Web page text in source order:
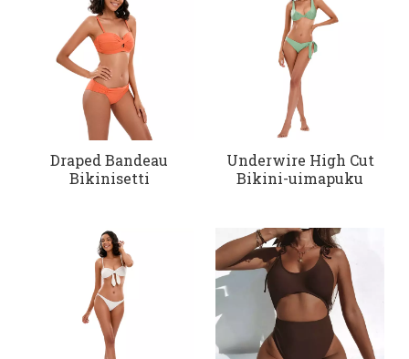
Draped Bandeau
Bikinisetti
Underwire High Cut
Bikini-uimapuku